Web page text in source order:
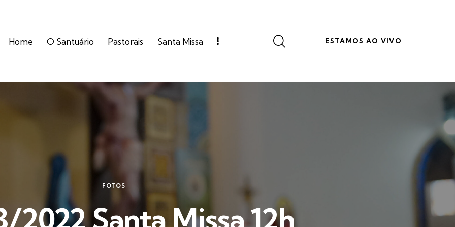
Home O Santuário Pastorais Santa Missa ESTAMOS AO VIVO
FOTOS
2022 Santa Missa 12h